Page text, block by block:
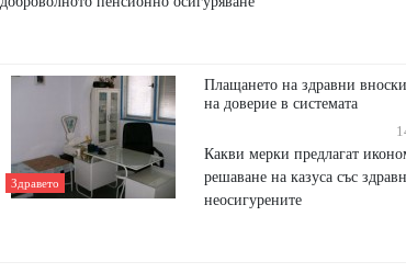
Здравето
Плащането на здравни
на доверие в системата
Какви мерки предлагат
решаване на казуса със
неосигурените